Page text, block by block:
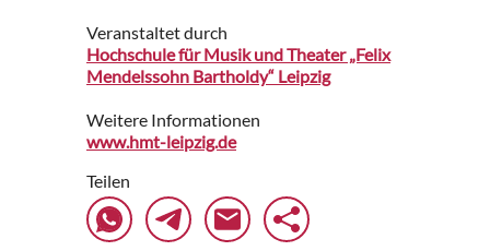
Veranstaltet durch
Hochschule für Musik und Theater „Felix
Mendelssohn Bartholdy“ Leipzig
Weitere Informationen
www.hmt-leipzig.de
Teilen